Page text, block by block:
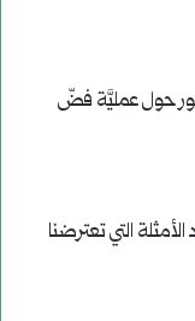
حول عمليَّة فضّ
التي تعترضنا